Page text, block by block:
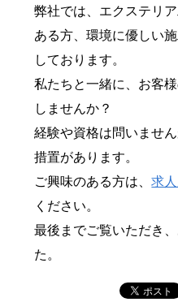
弊社では、エクステリ
ある方、環境に優しい
しております。
私たちと一緒に、お客
しませんか？
経験や資格は問いませ
措置があります。
ご興味のある方は、求
ください。
最後までご覧いただき
た。